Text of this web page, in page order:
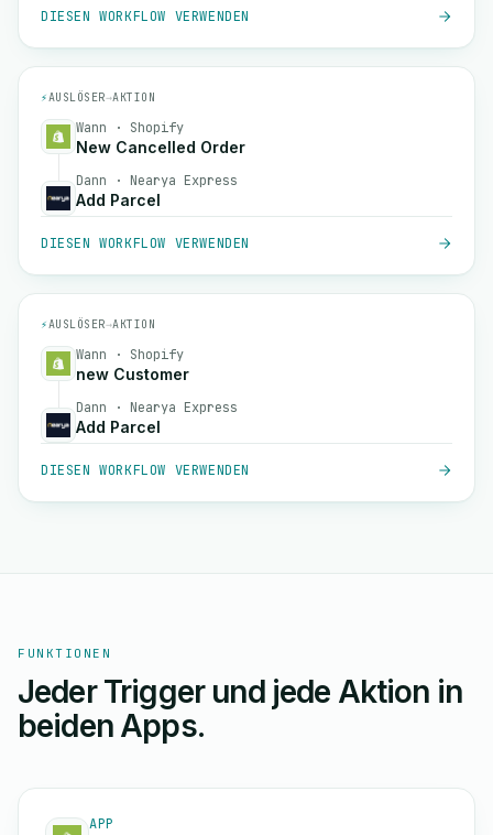
DIESEN WORKFLOW VERWENDEN
⚡AUSLÖSER→AKTION
Wann · Shopify
New Cancelled Order
Dann · Nearya Express
Add Parcel
DIESEN WORKFLOW VERWENDEN
⚡AUSLÖSER→AKTION
Wann · Shopify
new Customer
Dann · Nearya Express
Add Parcel
DIESEN WORKFLOW VERWENDEN
FUNKTIONEN
Jeder Trigger und jede Aktion in
beiden Apps.
APP